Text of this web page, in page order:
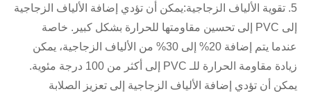
5. تقوية الألياف الزجاجية:
يمكن أن تؤدي إضافة الألياف الزجاجية
إلى PVC إلى تحسين مقاومتها للحرارة بشكل كبير. خاصة
عندما يتم إضافة 20% إلى 30% من الألياف الزجاجية، يمكن
زيادة مقاومة الحرارة للـ PVC إلى أكثر من 100 درجة مئوية.
يمكن أن تؤدي إضافة الألياف الزجاجية إلى تعزيز الصلابة